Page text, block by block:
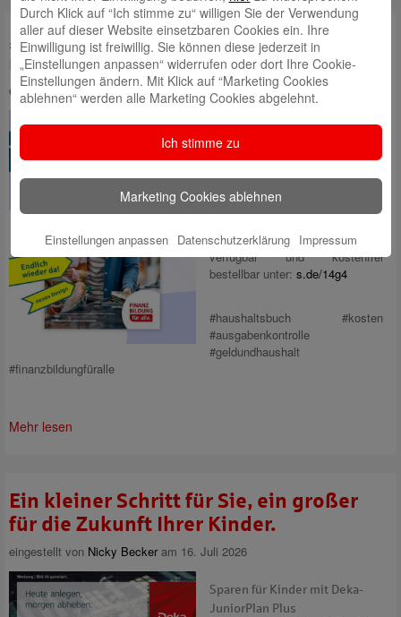
„Geld und Haushalt“ Juli: Ratgeber
neu aufgelegt – Mein Haushaltsbuch
eingestellt vonDaniel Posteltam 20. Juli 2026
Haushalt
Wir haben unser Standard-
neu aufgelegt. Ab sofort wieder
verfügbar und kostenfrei
bestellbar unter: s.de/14g4
#haushaltsbuch #kosten
#ausgabenkontrolle
#geldundhaushalt
#finanzbildungfüralle
Mehr lesen
Ein kleiner Schritt für Sie, ein großer
für die Zukunft Ihrer Kinder.
eingestellt von Nicky Becker am 16. Juli 2026
Sparen für Kinder mit Deka-
JuniorPlan Plus
Durch Klick auf “Ich stimme zu“ willigen Sie der Verwendung
aller auf dieser Website einsetzbaren Cookies ein. Ihre
Einwilligung ist freiwillig. Sie können diese jederzeit in
„Einstellungen anpassen“ widerrufen oder dort Ihre Cookie-
Einstellungen ändern. Mit Klick auf “Marketing Cookies
ablehnen“ werden alle Marketing Cookies abgelehnt.
Ich stimme zu
Marketing Cookies ablehnen
Einstellungen anpassen Datenschutzerklärung Impressum